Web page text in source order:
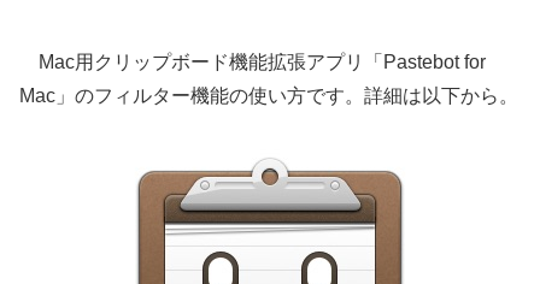
Mac用クリップボード機能拡張アプリ「Pastebot for
Mac」のフィルター機能の使い方です。詳細は以下から。